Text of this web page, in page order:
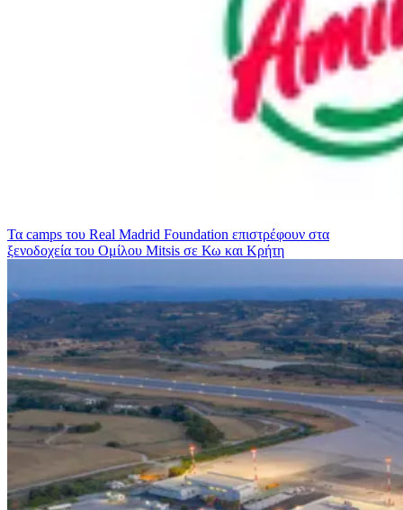
Τα camps του Real Madrid Foundation επιστρέφουν στα
ξενοδοχεία του Ομίλου Mitsis σε Κω και Κρήτη